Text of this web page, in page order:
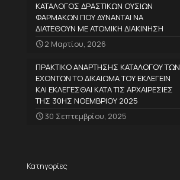
ΚΑΤΑΛΟΓΟΣ ΔΡΑΣΤΙΚΩΝ ΟΥΣΙΩΝ
ΦΑΡΜΑΚΩΝ ΠΟΥ ΔΥΝΑΝΤΑΙ ΝΑ
ΔΙΑΤΕΘΟΥΝ ΜΕ ΑΤΟΜΙΚΗ ΔΙΑΚΙΝΗΣΗ
2 Μαρτίου, 2026
ΠΡΑΚΤΙΚΟ ΑΝΑΡΤΗΣΗΣ ΚΑΤΑΛΟΓΟΥ ΤΩΝ
ΕΧΟΝΤΩΝ ΤΟ ΔΙΚΑΙΩΜΑ ΤΟΥ ΕΚΛΕΓΕΙΝ
ΚΑΙ ΕΚΛΕΓΕΣΘΑΙ ΚΑΤΑ ΤΙΣ ΑΡΧΑΙΡΕΣΙΕΣ
ΤΗΣ 30ΗΣ ΝΟΕΜΒΡΙΟΥ 2025
30 Σεπτεμβρίου, 2025
Κατηγορίες